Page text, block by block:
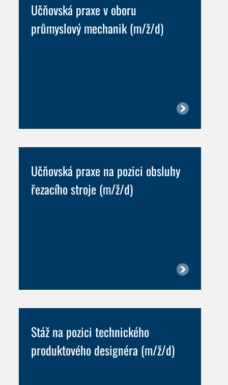
Učňovská praxe v oboru
průmyslový mechanik (m/ž/d)
Učňovská praxe na pozici obsluhy
řezacího stroje (m/ž/d)
Stáž na pozici technického
produktového designéra (m/ž/d)